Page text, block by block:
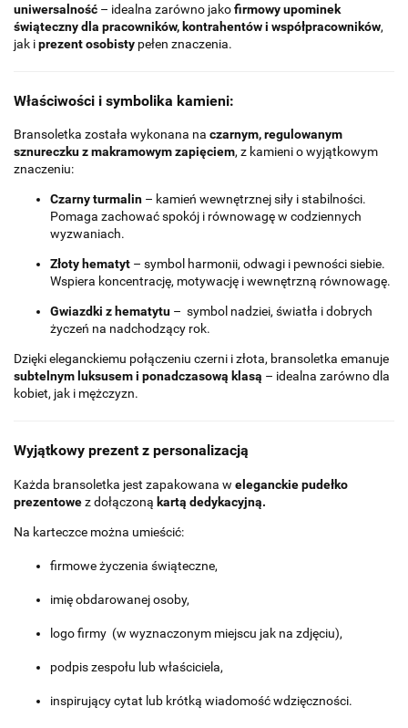
uniwersalność – idealna zarówno jakofirmowy upominek
świątecznydla pracowników, kontrahentów i współpracowników,
jak iprezent osobisty pełen znaczenia.
Właściwości i symbolika kamieni:
Bransoletka została wykonana na czarnym, regulowanym
sznureczku z makramowym zapięciem, z kamieni o wyjątkowym
znaczeniu:
Czarny turmalin – kamień wewnętrznej siły i stabilności.
Pomaga zachować spokój i równowagę w codziennych
wyzwaniach.
Złoty hematyt – symbol harmonii, odwagi i pewności siebie.
Wspiera koncentrację, motywację i wewnętrzną równowagę.
Gwiazdki z hematytu – symbol nadziei, światła i dobrych
życzeń na nadchodzący rok.
Dzięki eleganckiemu połączeniu czerni i złota, bransoletka emanuje
subtelnym luksusem i ponadczasową klasą – idealna zarówno dla
kobiet, jak i mężczyzn.
Wyjątkowy prezent z personalizacją
Każda bransoletka jest zapakowana w eleganckie pudełko
prezentowez dołączoną kartą dedykacyjną.
Na karteczce można umieścić:
firmowe życzenia świąteczne,
imię obdarowanej osoby,
logo firmy (w wyznaczonym miejscu jak na zdjęciu),
podpis zespołu lub właściciela,
inspirujący cytat lub krótką wiadomość wdzięczności.